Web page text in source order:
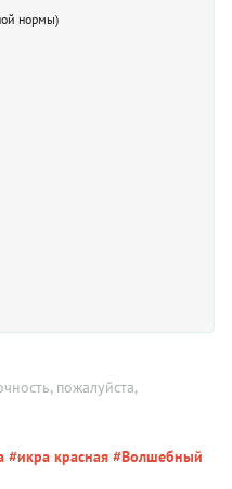
нормы)
пожалуйста,
#икра красная #Волшебный